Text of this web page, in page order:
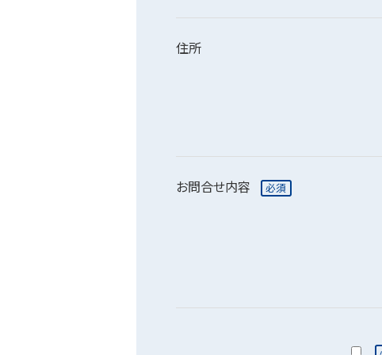
住所
お問合せ内容 必須